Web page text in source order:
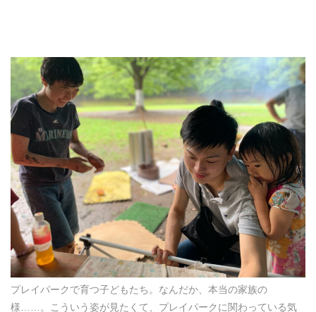
プレイパークで育つ子どもたち。なんだか、本当の家族の
様……。こういう姿が見たくて、プレイパークに関わっている気